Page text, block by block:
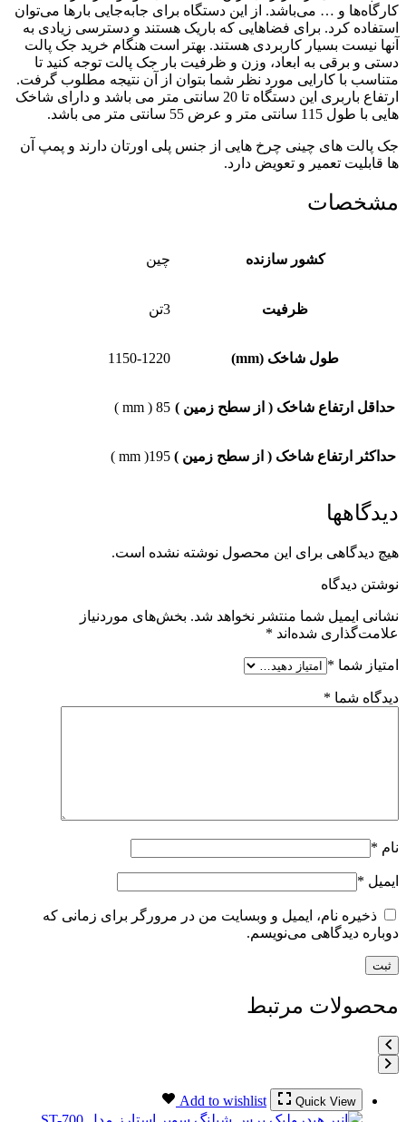
کارگاه‌ها و … می‌باشد. از این دستگاه برای جابه‌جایی بارها می‎‌توان
استفاده کرد. برای فضاهایی که باریک هستند و دسترسی زیادی به
آنها نیست بسیار کاربردی هستند. بهتر است هنگام خرید جک پالت
دستی و برقی به ابعاد، وزن و ظرفیت بار جک پالت توجه کنید تا
متناسب با کارایی مورد نظر شما بتوان از آن نتیجه مطلوب گرفت.
ارتفاع باربری این دستگاه تا 20 سانتی متر می باشد و دارای شاخک
هایی با طول 115 سانتی متر و عرض 55 سانتی متر می باشد.
جک پالت های چینی چرخ هایی از جنس پلی اورتان دارند و پمپ آن
ها قابلیت تعمیر و تعویض دارد.
مشخصات
کشور سازنده چین
ظرفیت 3تن
طول شاخک (mm) 1150-1220
حداقل ارتفاع شاخک ( از سطح زمین ) 85 ( mm )
حداکثر ارتفاع شاخک ( از سطح زمین ) 195( mm )
دیدگاهها
هیچ دیدگاهی برای این محصول نوشته نشده است.
نوشتن دیدگاه
نشانی ایمیل شما منتشر نخواهد شد. بخش‌های موردنیاز
علامت‌گذاری شده‌اند *
امتیاز شما *
دیدگاه شما *
نام *
ایمیل *
ذخیره نام، ایمیل و وبسایت من در مرورگر برای زمانی که
دوباره دیدگاهی می‌نویسم.
محصولات مرتبط
Quick View
Add to wishlist